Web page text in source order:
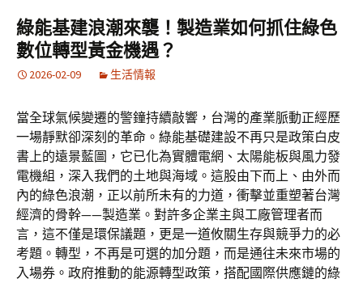
要
內
容
鍵
字:
綠能基建浪潮來襲！製造業如何抓住綠色
數位轉型黃金機遇？
2026-02-09 生活情報
當全球氣候變遷的警鐘持續敲響，台灣的產業脈動正經歷
一場靜默卻深刻的革命。綠能基礎建設不再只是政策白皮
書上的遠景藍圖，它已化為實體電網、太陽能板與風力發
電機組，深入我們的土地與海域。這股由下而上、由外而
內的綠色浪潮，正以前所未有的力道，衝擊並重塑著台灣
經濟的骨幹——製造業。對許多企業主與工廠管理者而
言，這不僅是環保議題，更是一道攸關生存與競爭力的必
考題。轉型，不再是可選的加分題，而是通往未來市場的
入場券。政府推動的能源轉型政策，搭配國際供應鏈的綠